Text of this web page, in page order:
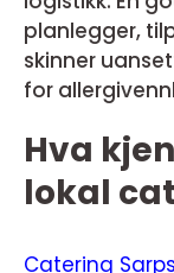
planlegger,
skinner
for
Hva
lokal
Catering